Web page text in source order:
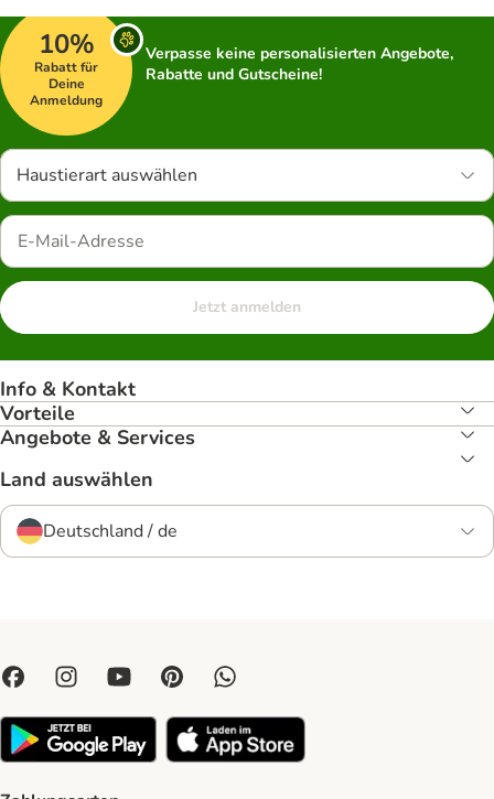
10%
Rabatt für
Deine
Anmeldung
Verpasse keine personalisierten Angebote,
Rabatte und Gutscheine!
Haustierart auswählen
Jetzt anmelden
Info & Kontakt
Vorteile
Angebote & Services
Land auswählen
Deutschland / de